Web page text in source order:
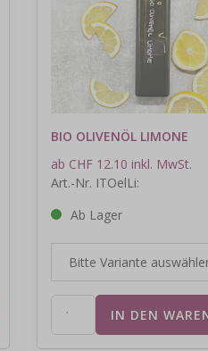
BIO OLIVENÖL LIMONE
ab CHF 12.10 inkl. MwSt.
Art.-Nr. ITOelLi:
Ab Lager